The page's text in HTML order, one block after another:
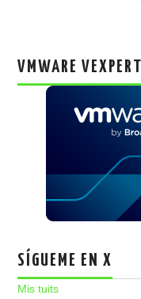
VMWARE VEXPERT
SÍGUEME EN X
Mis tuits